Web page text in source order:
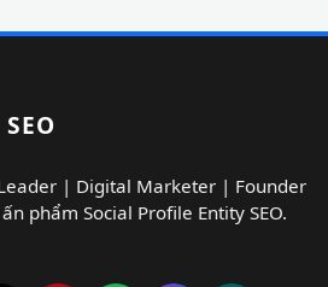
Leader | Digital Marketer | Founder
phẩm Social Profile Entity SEO.